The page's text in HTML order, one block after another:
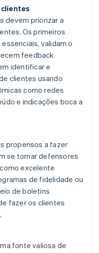
devem priorizar a
Os primeiros
validam o
feedback
identificar e
clientes usando
como redes
e indicações boca a
propensos a fazer
se tornar defensores
excelente
de fidelidade ou
de boletins
fazer os clientes
fonte valiosa de